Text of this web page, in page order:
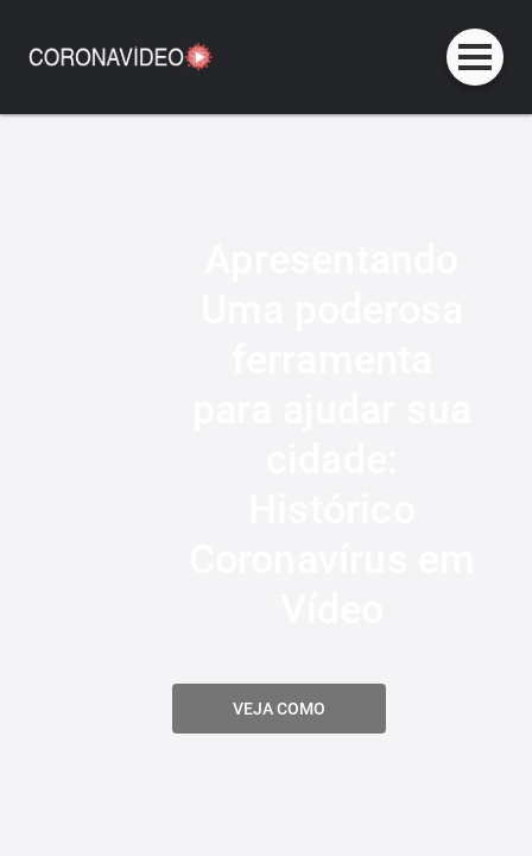
VEJA COMO